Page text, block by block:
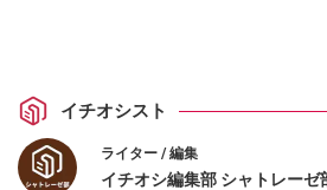
イチオシスト
ライター / 編集
イチオシ編集部 シャトレーゼ